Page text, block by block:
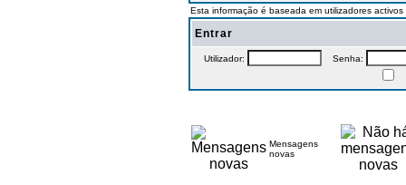
Esta informação é baseada em utilizadores
Entrar
Utilizador: Senha:
Mensagens
novas